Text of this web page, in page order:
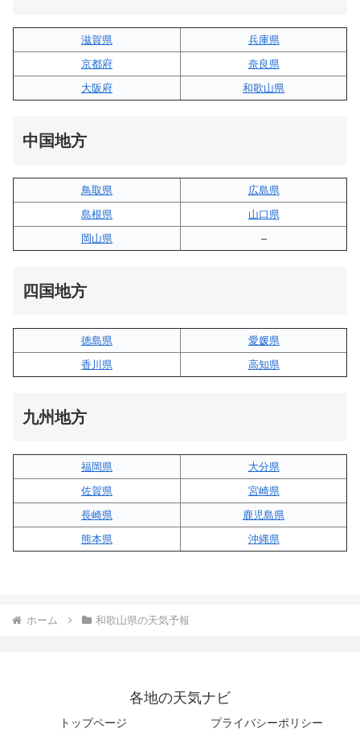
滋賀県
兵庫県
京都府
奈良県
大阪府
和歌山県
中国地方
鳥取県
広島県
島根県
山口県
岡山県
–
四国地方
徳島県
愛媛県
香川県
高知県
九州地方
福岡県
大分県
佐賀県
宮崎県
長崎県
鹿児島県
熊本県
沖縄県
ホーム 和歌山県の天気予報
各地の天気ナビ
トップページ プライバシーポリシー